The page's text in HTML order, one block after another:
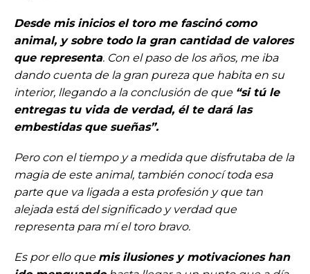
Desde mis inicios el toro me fascinó como
animal, y sobre todo la gran cantidad de valores
que representa. Con el paso de los años, me iba
dando cuenta de la gran pureza que habita en su
interior, llegando a la conclusión de que “si tú le
entregas tu vida de verdad, él te dará las
embestidas que sueñas”.
Pero con el tiempo y a medida que disfrutaba de la
magia de este animal, también conocí toda esa
parte que va ligada a esta profesión y que tan
alejada está del significado y verdad que
representa para mí el toro bravo.
Es por ello que mis ilusiones y motivaciones han